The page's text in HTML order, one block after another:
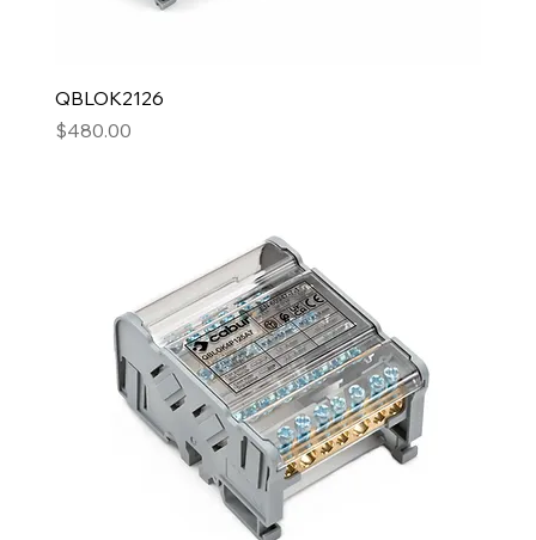
QBLOK2126
Precio
$480.00